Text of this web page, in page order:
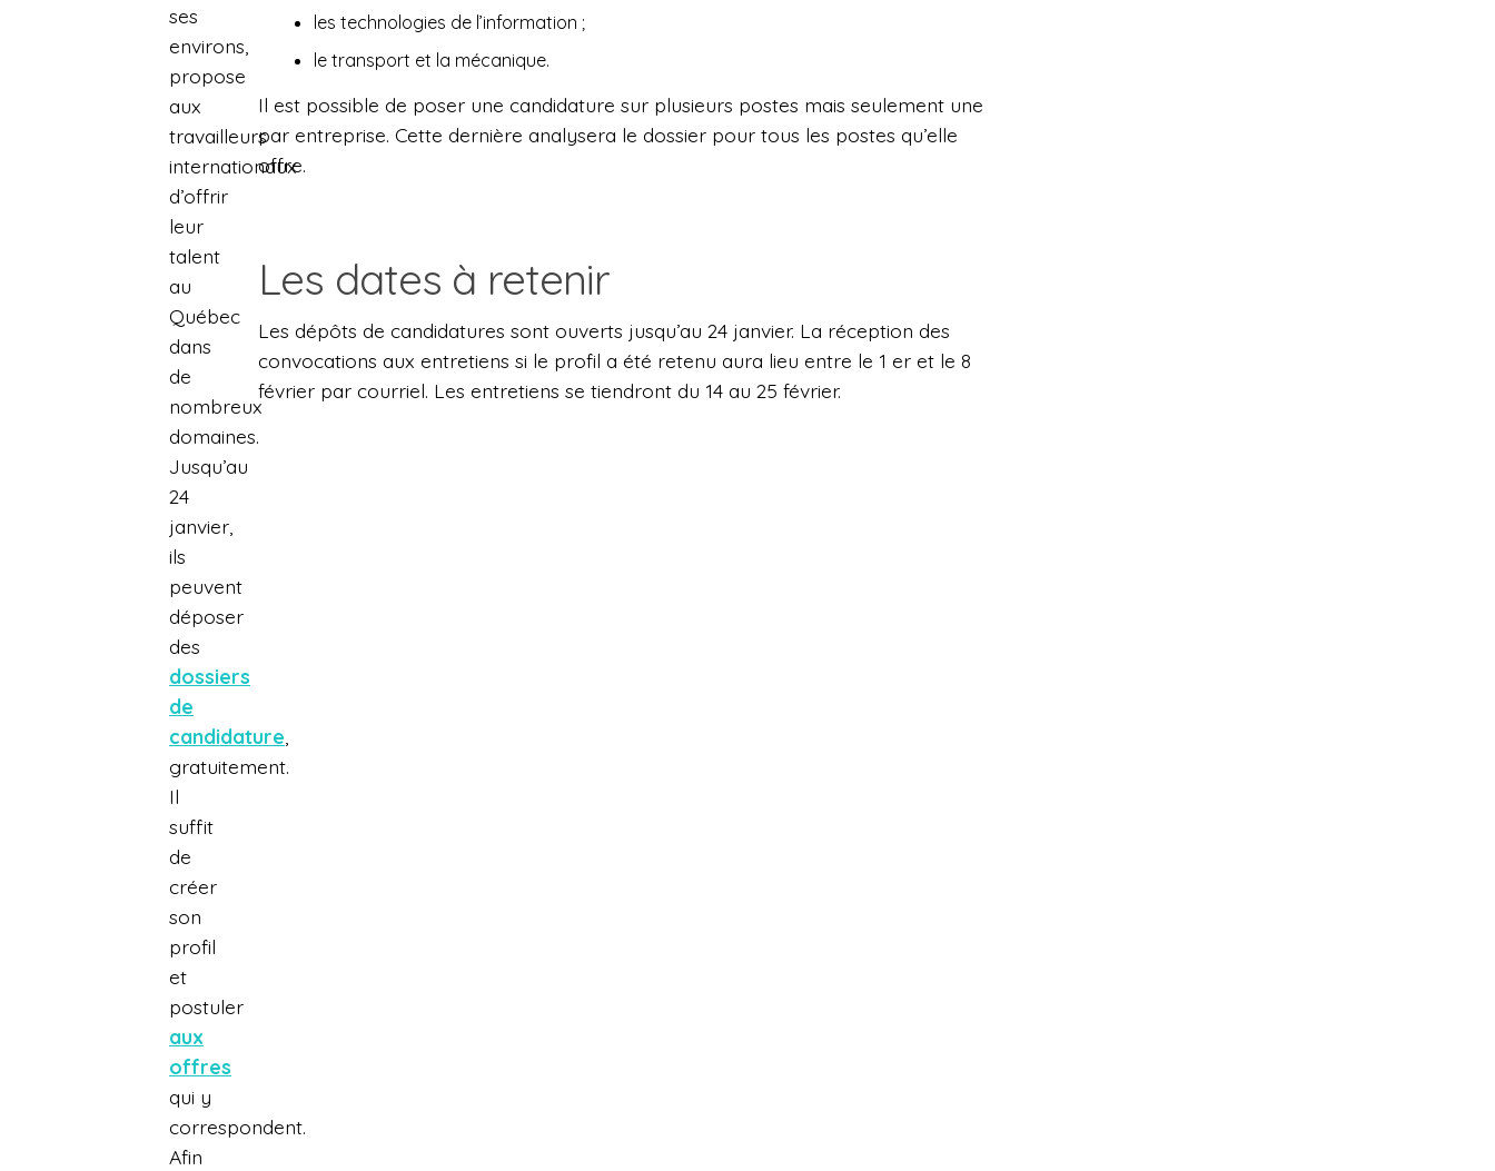
ses
environs,
propose
aux
travailleurs
internationaux
d’offrir
leur
talent
au
Québec
dans
de
nombreux
domaines.
Jusqu’au
24
janvier,
ils
peuvent
déposer
des
dossiers
de
candidature
gratuitement.
Il
suffit
de
créer
son
profil
et
postuler
aux
offres
qui y
correspondent.
Afin
les technologies de l’information ;
le transport et la mécanique.
Il est possible de poser une candidature sur plusieurs postes mais seulement une
par entreprise. Cette dernière analysera le dossier pour tous les postes qu’elle
offre.
Les dates à retenir
Les dépôts de candidatures sont ouverts jusqu’au 24 janvier. La réception des
convocations aux entretiens si le profil a été retenu aura lieu entre le 1 er et le 8
février par courriel. Les entretiens se tiendront du 14 au 25 février.